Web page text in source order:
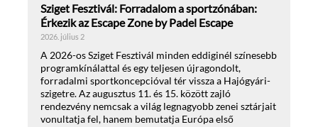
Sziget Fesztivál: Forradalom a sportzónában:
Érkezik az Escape Zone by Padel Escape
2026. július 2
A 2026-os Sziget Fesztivál minden eddiginél színesebb
programkínálattal és egy teljesen újragondolt,
forradalmi sportkoncepcióval tér vissza a Hajógyári-
szigetre. Az augusztus 11. és 15. között zajló
rendezvény nemcsak a világ legnagyobb zenei sztárjait
vonultatja fel, hanem bemutatja Európa első